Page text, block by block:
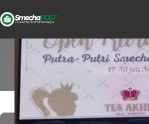
TAG
#oskanelasma